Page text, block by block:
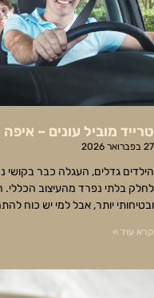
טרייד מוביל עונים –
27 בפברואר 2026
הילדים גדלים, העגלה כבר בקושי
לחלק בלתי נפרד מהעיצוב
ובטיחותי יותר, אבל למי יש כוח
קרא עוד »